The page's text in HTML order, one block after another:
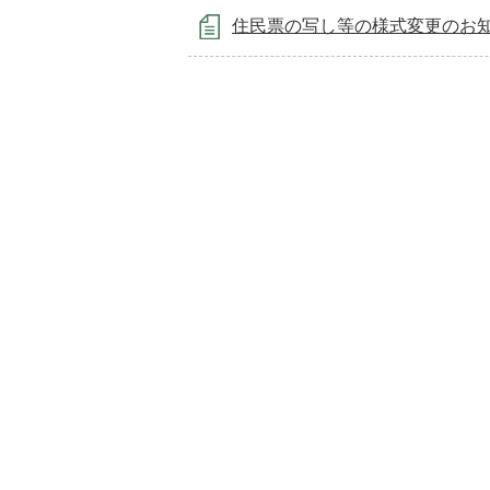
住民票の写し等の様式変更のお